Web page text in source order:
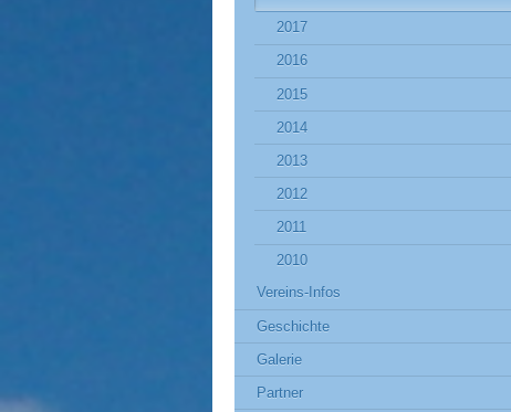
2017
2016
2015
2014
2013
2012
2011
2010
Vereins-Infos
Geschichte
Galerie
Partner